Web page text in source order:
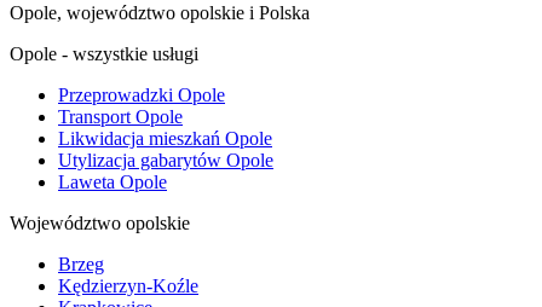
Opole, województwo opolskie i Polska
Opole - wszystkie usługi
Przeprowadzki Opole
Transport Opole
Likwidacja mieszkań Opole
Utylizacja gabarytów Opole
Laweta Opole
Województwo opolskie
Brzeg
Kędzierzyn-Koźle